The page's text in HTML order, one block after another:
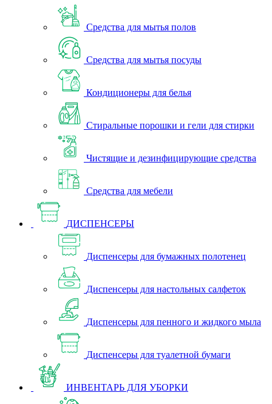
Средства для мытья полов
Средства для мытья посуды
Кондиционеры для белья
Стиральные порошки и гели для стирки
Чистящие и дезинфицирующие средства
Средства для мебели
ДИСПЕНСЕРЫ
Диспенсеры для бумажных полотенец
Диспенсеры для настольных салфеток
Диспенсеры для пенного и жидкого мыла
Диспенсеры для туалетной бумаги
ИНВЕНТАРЬ ДЛЯ УБОРКИ